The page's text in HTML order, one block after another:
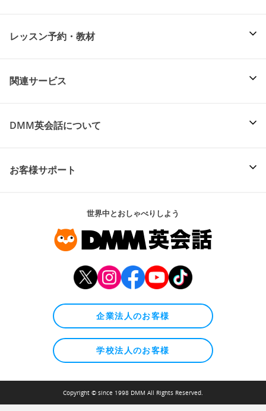
レッスン予約・教材
関連サービス
DMM英会話について
お客様サポート
世界中とおしゃべりしよう
企業法人のお客様
学校法人のお客様
Copyright © since 1998 DMM All Rights Reserved.